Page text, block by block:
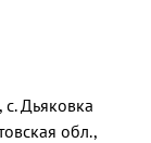
Дьяковка
обл.,